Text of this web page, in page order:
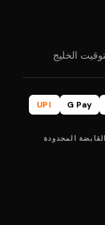
G Pay
UPI